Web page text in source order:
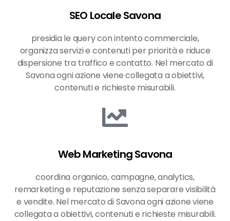
SEO Locale Savona
presidia le query con intento commerciale,
organizza servizi e contenuti per priorità e riduce
dispersione tra traffico e contatto. Nel mercato di
Savona ogni azione viene collegata a obiettivi,
contenuti e richieste misurabili.
Web Marketing Savona
coordina organico, campagne, analytics,
remarketing e reputazione senza separare visibilità
e vendite. Nel mercato di Savona ogni azione viene
collegata a obiettivi, contenuti e richieste misurabili.